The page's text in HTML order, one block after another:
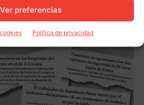
Ver preferencias
Política de privacidad